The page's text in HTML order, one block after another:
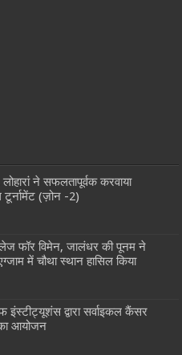
ने सफलतापूर्वक करवाया
टूर्नामेंट (ज़ोन -2)
फॉर विमेन, जालंधर की पूनम ने
में चौथा स्थान हासिल किया
द्वारा सर्वाइकल कैंसर
आयोजन